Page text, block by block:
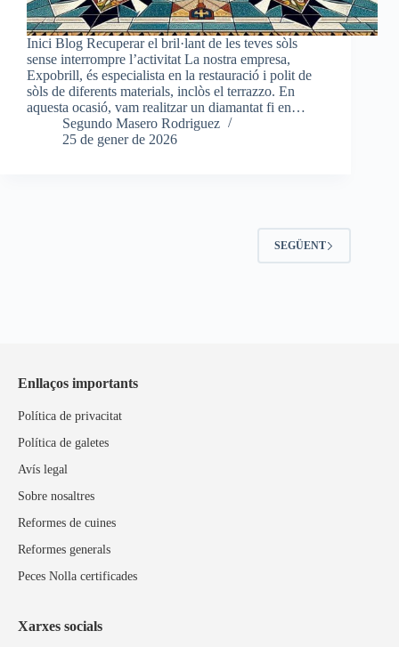
Inici Blog Recuperar el bril·lant de les teves sòls
sense interrompre l’activitat La nostra empresa,
Expobrill, és especialista en la restauració i polit de
sòls de diferents materials, inclòs el terrazzo. En
aquesta ocasió, vam realitzar un diamantat fi en…
Segundo Masero Rodriguez
25 de gener de 2026
SEGÜENT
Enllaços importants
Política de privacitat
Política de galetes
Avís legal
Sobre nosaltres
Reformes de cuines
Reformes generals
Peces Nolla certificades
Xarxes socials